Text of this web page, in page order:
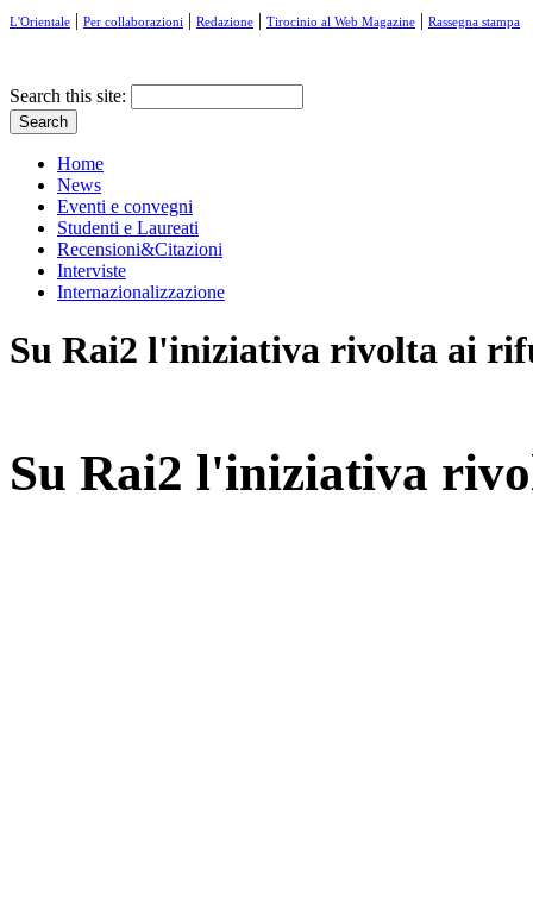
L'Orientale | Per collaborazioni | Redazione | Tirocinio al Web Magazine | Rassegna stampa
Search this site:
Home
News
Eventi e convegni
Studenti e Laureati
Recensioni&Citazioni
Interviste
Internazionalizzazione
Su Rai2 l'iniziativa rivolta ai
Su Rai2 l'iniziativa